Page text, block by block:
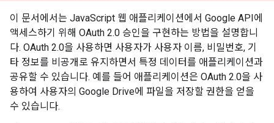
이 문서에서는 JavaScript 웹 애플리케이션에서 Google API에
액세스하기 위해 OAuth 2.0 승인을 구현하는 방법을 설명합니
다. OAuth 2.0을 사용하면 사용자가 사용자 이름, 비밀번호, 기
타 정보를 비공개로 유지하면서 특정 데이터를 애플리케이션과
공유할 수 있습니다. 예를 들어 애플리케이션은 OAuth 2.0을 사
용하여 사용자의 Google Drive에 파일을 저장할 권한을 얻을
수 있습니다.